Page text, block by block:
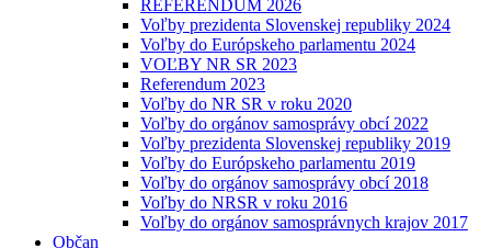
REFERENDUM 2026
Voľby prezidenta Slovenskej republiky 2024
Voľby do Európskeho parlamentu 2024
VOĽBY NR SR 2023
Referendum 2023
Voľby do NR SR v roku 2020
Voľby do orgánov samosprávy obcí 2022
Voľby prezidenta Slovenskej republiky 2019
Voľby do Európskeho parlamentu 2019
Voľby do orgánov samosprávy obcí 2018
Voľby do NRSR v roku 2016
Voľby do orgánov samosprávnych krajov 2017
Občan